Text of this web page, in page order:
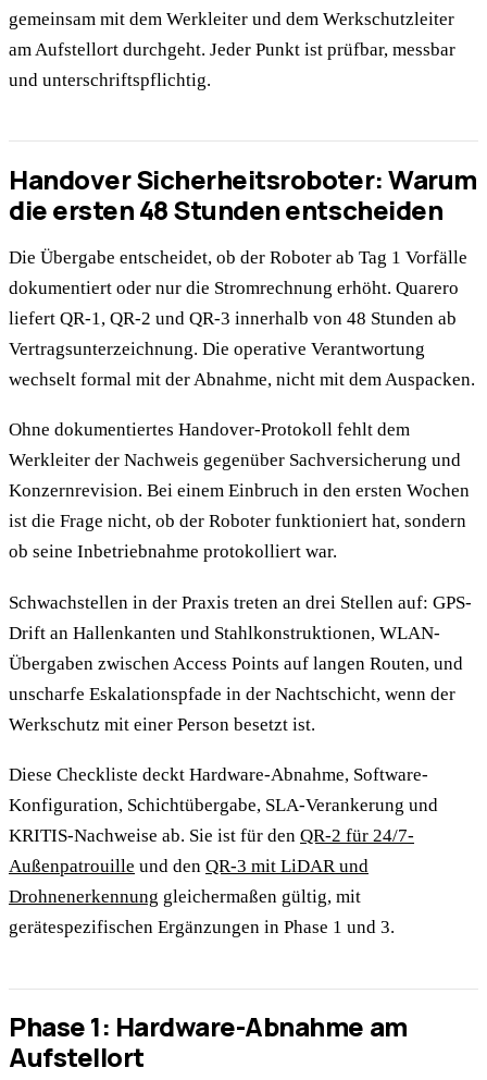
gemeinsam mit dem Werkleiter und dem Werkschutzleiter
am Aufstellort durchgeht. Jeder Punkt ist prüfbar, messbar
und unterschriftspflichtig.
Handover Sicherheitsroboter: Warum
die ersten 48 Stunden entscheiden
Die Übergabe entscheidet, ob der Roboter ab Tag 1 Vorfälle
dokumentiert oder nur die Stromrechnung erhöht. Quarero
liefert QR-1, QR-2 und QR-3 innerhalb von 48 Stunden ab
Vertragsunterzeichnung. Die operative Verantwortung
wechselt formal mit der Abnahme, nicht mit dem Auspacken.
Ohne dokumentiertes Handover-Protokoll fehlt dem
Werkleiter der Nachweis gegenüber Sachversicherung und
Konzernrevision. Bei einem Einbruch in den ersten Wochen
ist die Frage nicht, ob der Roboter funktioniert hat, sondern
ob seine Inbetriebnahme protokolliert war.
Schwachstellen in der Praxis treten an drei Stellen auf: GPS-
Drift an Hallenkanten und Stahlkonstruktionen, WLAN-
Übergaben zwischen Access Points auf langen Routen, und
unscharfe Eskalationspfade in der Nachtschicht, wenn der
Werkschutz mit einer Person besetzt ist.
Diese Checkliste deckt Hardware-Abnahme, Software-
Konfiguration, Schichtübergabe, SLA-Verankerung und
KRITIS-Nachweise ab. Sie ist für den QR-2 für 24/7-
Außenpatrouille und den QR-3 mit LiDAR und
Drohnenerkennung gleichermaßen gültig, mit
gerätespezifischen Ergänzungen in Phase 1 und 3.
Phase 1: Hardware-Abnahme am
Aufstellort